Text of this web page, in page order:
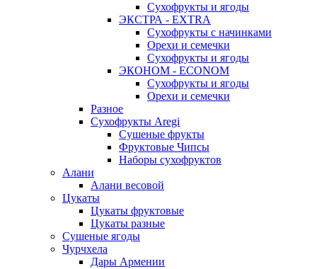
Сухофрукты и ягоды
ЭКСТРА - EXTRA
Сухофрукты с начинками
Орехи и семечки
Сухофрукты и ягоды
ЭКОНОМ - ECONOM
Сухофрукты и ягоды
Орехи и семечки
Разное
Сухофрукты Aregi
Сушеные фрукты
Фруктовые Чипсы
Наборы сухофруктов
Алани
Алани весовой
Цукаты
Цукаты фруктовые
Цукаты разные
Сушеные ягоды
Чурчхела
Дары Армении